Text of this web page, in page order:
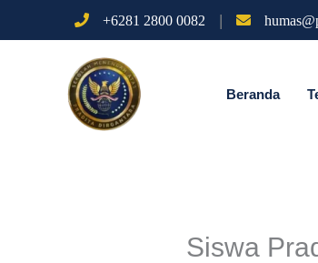
ke
+6281 2800 0082 |
Beranda
Siswa